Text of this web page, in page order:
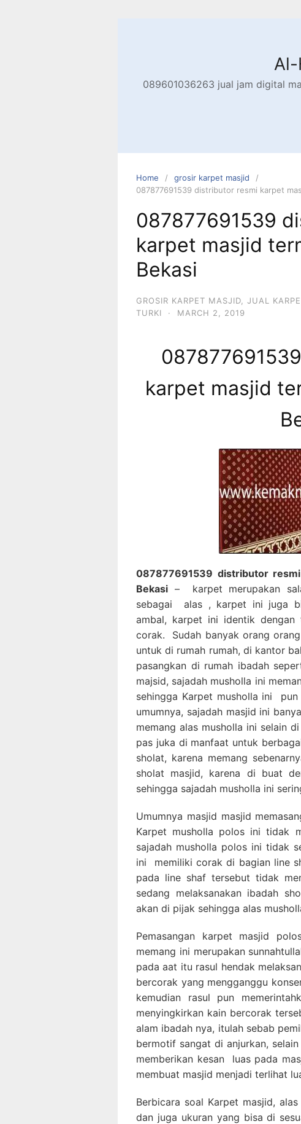
Al-
089601036263 jual jam digital
Home
grosir karpet masjid
087877691539 distributor resmi karpet
087877691539
karpet masjid
Bekasi
GROSIR KARPET MASJID JUAL
TURKI
· MARCH 2, 2019
karpet masjid
087877691539 distributor
Bekasi – karpet merupakan
sebagai alas , karpet ini juga
ambal, karpet ini identik
corak. Sudah banyak orang
untuk di rumah rumah, di kantor
pasangkan di rumah ibadah
majsid, sajadah musholla ini
sehingga Karpet musholla ini
umumnya, sajadah masjid ini
memang alas musholla ini selain
pas juka di manfaat untuk
sholat, karena memang
sholat masjid, karena di buat
sehingga sajadah musholla ini
Umumnya masjid masjid
Karpet musholla polos ini tidak
sajadah musholla polos ini tidak
ini memiliki corak di bagian line
pada line shaf tersebut tidak
sedang melaksanakan ibadah
akan di pijak sehingga alas
Pemasangan karpet masjid
memang ini merupakan
pada aat itu rasul hendak
bercorak yang mengganggu
kemudian rasul pun
menyingkirkan kain bercorak
alam ibadah nya, itulah sebab
bermotif sangat di anjurkan,
memberikan kesan luas pada
membuat masjid menjadi terlihat
Berbicara soal Karpet masjid,
dan juga ukuran yang bisa di